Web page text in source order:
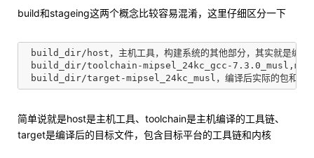
build和stageing这两个概念比较容易混淆，这里仔细区分一下
build_dir/host，主机工具，构建系统的其他部分，其实就是编译
build_dir/toolchain-mipsel_24kc_gcc-7.3.0_musl,musl交叉
简单说就是host是主机工具、toolchain是主机编译的工具链、
target是编译后的目标文件，包含目标平台的工具链和内核